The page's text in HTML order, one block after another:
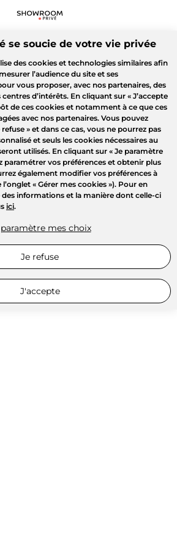
se soucie de votre vie privée
des cookies et technologies similaires afin
l’audience du site et ses
vous proposer, avec nos partenaires, des
d’intérêts. En cliquant sur « J’accepte
de ces cookies et notamment à ce que ces
avec nos partenaires. Vous pouvez
refuse » et dans ce cas, vous ne pourrez pas
et seuls les cookies nécessaires au
utilisés. En cliquant sur « Je paramètre
paramétrer vos préférences et obtenir plus
également modifier vos préférences à
« Gérer mes cookies »). Pour en
informations et la manière dont celle-ci
ici.
mes choix
Je refuse
J'accepte